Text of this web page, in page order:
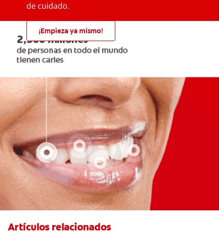
de cuidado.
¡Empieza ya mismo!
Artículos relacionados